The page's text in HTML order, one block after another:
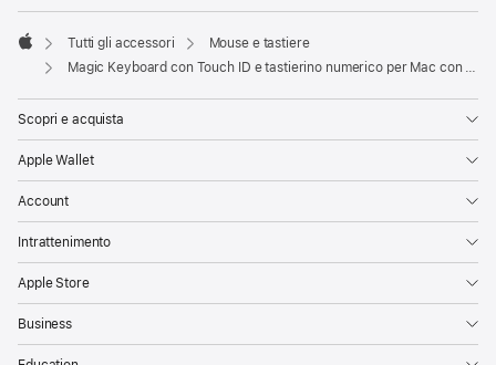
Apple
Tutti gli accessori
Mouse e tastiere
Magic Keyboard con Touch ID e tastierino numerico per Mac con chip Apple (USB‑C) - Italiano - Tasti neri
Scopri e acquista
Apple Wallet
Account
Intrattenimento
Apple Store
Business